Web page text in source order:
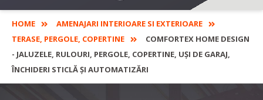
HOME
AMENAJARI INTERIOARE SI EXTERIOARE
TERASE, PERGOLE, COPERTINE
COMFORTEX HOME DESIGN
- JALUZELE, RULOURI, PERGOLE, COPERTINE, UȘI DE GARAJ,
ÎNCHIDERI STICLĂ ȘI AUTOMATIZĂRI